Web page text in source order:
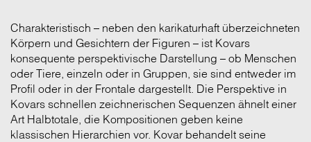
Charakteristisch – neben den karikaturhaft überzeichneten
Körpern und Gesichtern der Figuren – ist Kovars
konsequente perspektivische Darstellung – ob Menschen
oder Tiere, einzeln oder in Gruppen, sie sind entweder im
Profil oder in der Frontale dargestellt. Die Perspektive in
Kovars schnellen zeichnerischen Sequenzen ähnelt einer
Art Halbtotale, die Kompositionen geben keine
klassischen Hierarchien vor. Kovar behandelt seine